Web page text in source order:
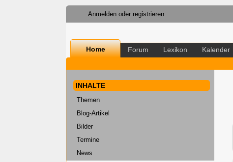
Anmelden oder registrieren
Home Forum Lexikon Kalender
INHALTE
Themen
Blog-Artikel
Bilder
Termine
News